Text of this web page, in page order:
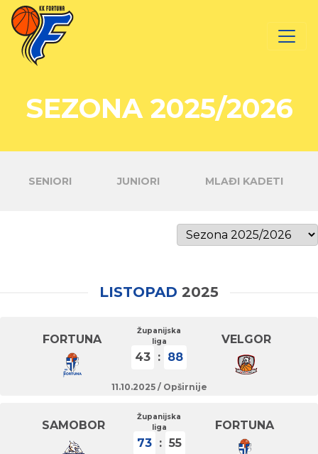
SEZONA 2025/2026
SENIORI JUNIORI MLAĐI KADETI
LISTOPAD 2025
FORTUNA
43 : 88
Županijska
liga
VELGOR
11.10.2025 / Opširnije
SAMOBOR
73
: 55
Županijska
liga
FORTUNA